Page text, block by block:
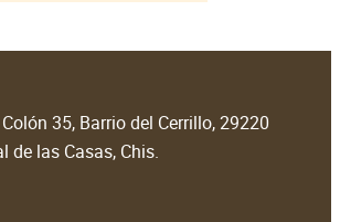
35, Barrio del Cerrillo, 29220
de las Casas, Chis.